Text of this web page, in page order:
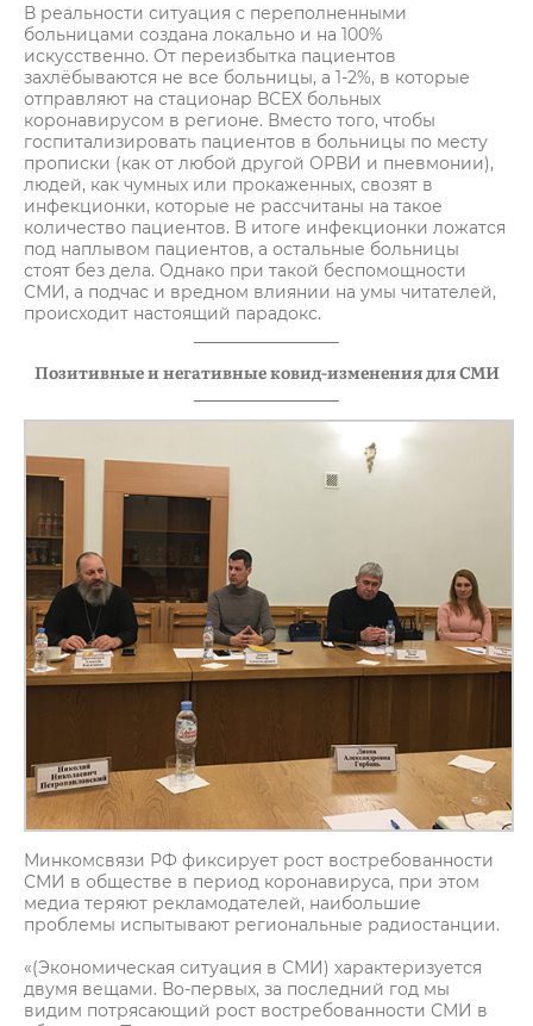
В реальности ситуация с переполненными
больницами создана локально и на 100%
искусственно. От переизбытка пациентов
захлёбываются не все больницы, а 1-2%, в которые
отправляют на стационар ВСЕХ больных
коронавирусом в регионе. Вместо того, чтобы
госпитализировать пациентов в больницы по месту
прописки (как от любой другой ОРВИ и пневмонии),
людей, как чумных или прокаженных, свозят в
инфекционки, которые не рассчитаны на такое
количество пациентов. В итоге инфекционки ложатся
под наплывом пациентов, а остальные больницы
стоят без дела. Однако при такой беспомощности
СМИ, а подчас и вредном влиянии на умы читателей,
происходит настоящий парадокс.
Позитивные и негативные ковид-изменения для СМИ
Минкомсвязи РФ фиксирует рост востребованности
СМИ в обществе в период коронавируса, при этом
медиа теряют рекламодателей, наибольшие
проблемы испытывают региональные радиостанции.
«(Экономическая ситуация в СМИ) характеризуется
двумя вещами. Во-первых, за последний год мы
видим потрясающий рост востребованности СМИ в